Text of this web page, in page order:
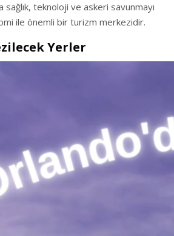
sağlık, teknoloji ve askeri savunmayı
ile önemli bir turizm merkezidir.
Yerler